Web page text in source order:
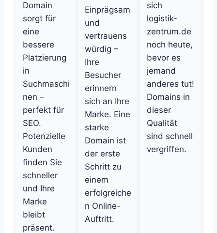
Domain
sorgt für
eine
bessere
Platzierung
in
Suchmaschi
nen –
perfekt für
SEO.
Potenzielle
Kunden
finden Sie
schneller
und Ihre
Marke
bleibt
präsent.
Einprägsam
und
vertrauens
würdig –
Ihre
Besucher
erinnern
sich an Ihre
Marke. Eine
starke
Domain ist
der erste
Schritt zu
einem
erfolgreiche
n Online-
Auftritt.
sich
logistik-
zentrum.de
noch heute,
bevor es
jemand
anderes tut!
Domains in
dieser
Qualität
sind schnell
vergriffen.